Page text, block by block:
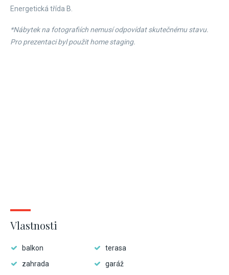
Energetická třída B.
*Nábytek na fotografiích nemusí odpovídat skutečnému stavu.
Pro prezentaci byl použit home staging.
Vlastnosti
balkon
terasa
zahrada
garáž